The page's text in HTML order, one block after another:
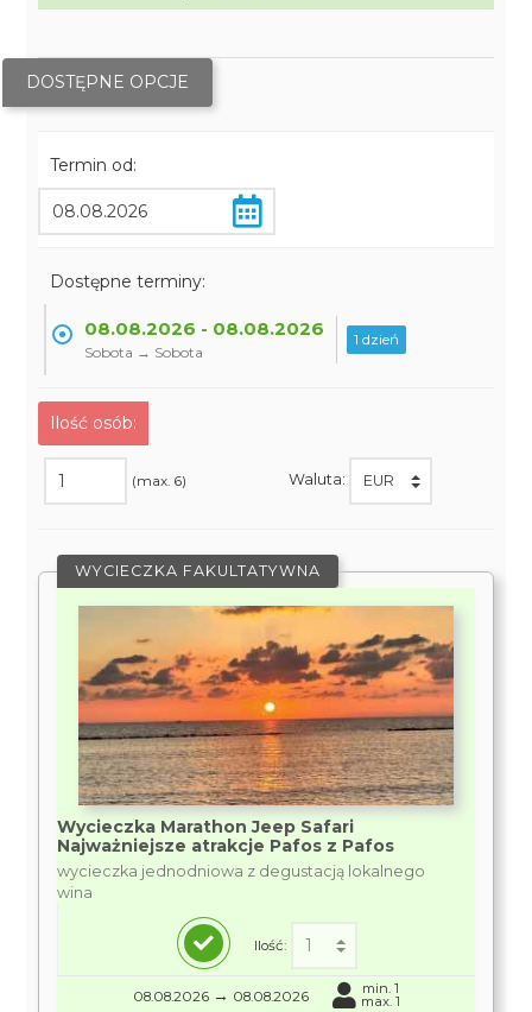
DOSTĘPNE OPCJE
Termin od:
Dostępne terminy:
08.08.2026 - 08.08.2026
Sobota → Sobota
1 dzień
Ilość osób:
(max. 6) Waluta:
WYCIECZKA FAKULTATYWNA
Wycieczka Marathon Jeep Safari
Najważniejsze atrakcje Pafos z Pafos
wycieczka jednodniowa z degustacją lokalnego
wina
Ilość:
08.08.2026 → 08.08.2026 min. 1
max. 1